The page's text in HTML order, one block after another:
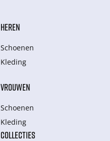
HEREN
Schoenen
Kleding
VROUWEN
Schoenen
Kleding
COLLECTIES